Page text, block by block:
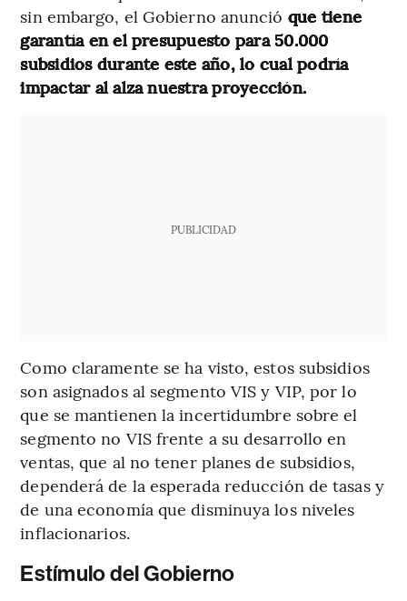
sin embargo, el Gobierno anunció que tiene
garantía en el presupuesto para 50.000
subsidios durante este año, lo cual podría
impactar al alza nuestra proyección.
PUBLICIDAD
Como claramente se ha visto, estos subsidios
son asignados al segmento VIS y VIP, por lo
que se mantienen la incertidumbre sobre el
segmento no VIS frente a su desarrollo en
ventas, que al no tener planes de subsidios,
dependerá de la esperada reducción de tasas y
de una economía que disminuya los niveles
inflacionarios.
Estímulo del Gobierno